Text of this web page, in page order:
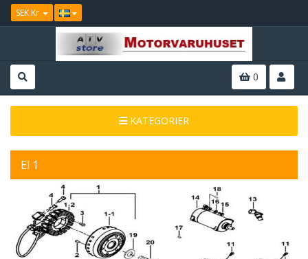
SEK Kr
0
KATEGORIER
El 1